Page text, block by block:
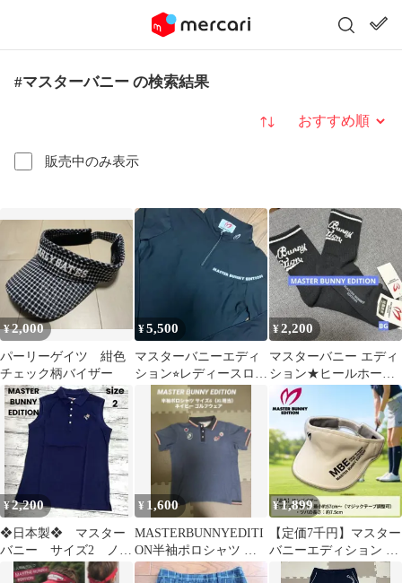
#マスターバニー の検索結果
販売中のみ表示
並び替え
¥2,000
パーリーゲイツ 紺色
チェック柄バイザー
¥5,500
マスターバニーエディ
ション⭐︎レディースロン
グTシャツ サイズ2
¥2,200
マスターバニー エディ
ション★ヒールホール
ドショートソックス新
品ブラック黒メンズ
¥2,200
❖日本製❖ マスター
バニー サイズ2 ノー
スリーブ MASTER
¥ 1,600
MASTERBUNNYEDITI
ON半袖ポロシャツ サ
イズ6ネイビーゴルフウ
¥1,899
【定価7千円】マスター
バニーエディション レ
ディースサンバイザー